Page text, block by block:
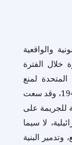
والواقعية
خلال الفترة
المتحدة لمنع
الإبادة الجماعية والمعاقبة عليها لعام 1948، وقد سعت
للجريمة على
لا سيما
البنية